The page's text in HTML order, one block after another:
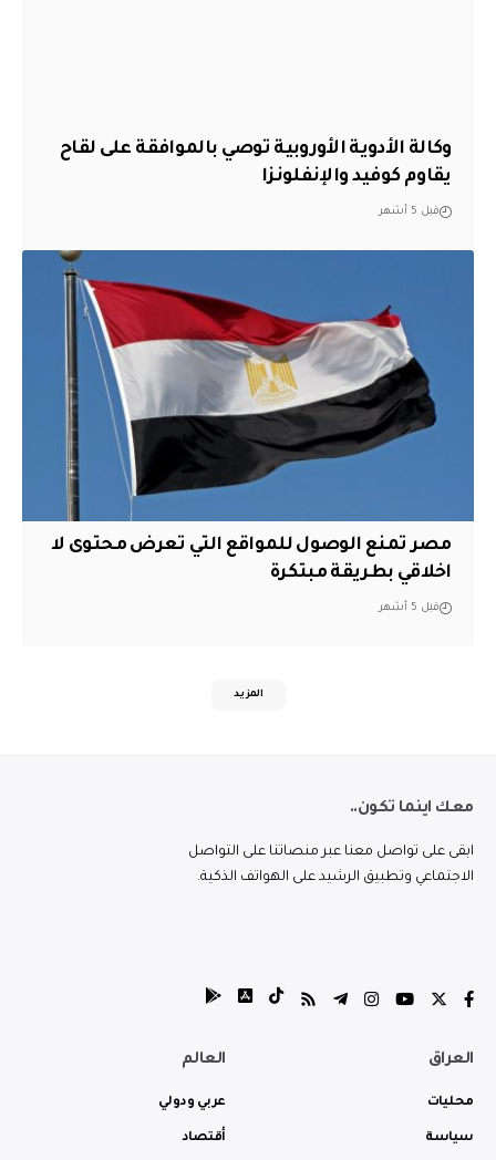
وكالة الأدوية الأوروبية توصي بالموافقة على لقاح
يقاوم كوفيد والإنفلونزا
قبل 5 أشهر
مصر تمنع الوصول للمواقع التي تعرض محتوى لا
اخلاقي بطريقة مبتكرة
قبل 5 أشهر
المزيد
معك اينما تكون..
ابقى على تواصل معنا عبر منصاتنا على التواصل
الاجتماعي وتطبيق الرشيد على الهواتف الذكية.
العراق
محليات
سياسة
العالم
عربي ودولي
أقتصاد